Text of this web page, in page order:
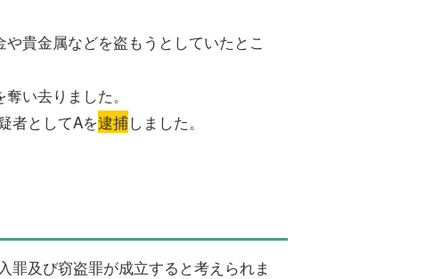
貴金属などを盗もうとしていたとこ
い去りました。
者としてAを逮捕しました。
罪及び窃盗罪が成立すると考えられま